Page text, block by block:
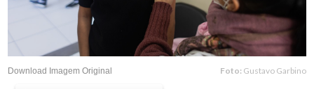
Download Imagem Original Foto: Gustavo Garbino